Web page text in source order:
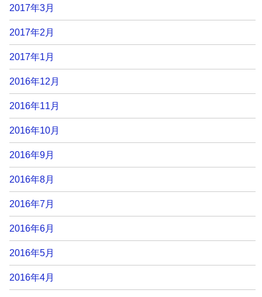
2017年3月
2017年2月
2017年1月
2016年12月
2016年11月
2016年10月
2016年9月
2016年8月
2016年7月
2016年6月
2016年5月
2016年4月